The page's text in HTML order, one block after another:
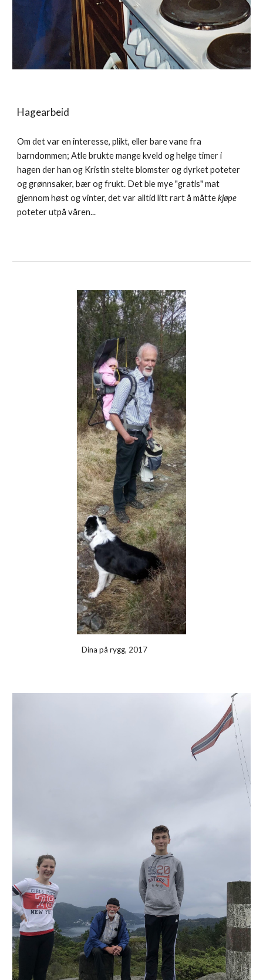
Hagearbeid
Om det var en interesse, plikt, eller bare vane fra
barndommen; Atle brukte mange kveld og helge timer i
hagen der han og Kristin stelte blomster og dyrket poteter
og grønnsaker, bær og frukt. Det ble mye "gratis" mat
gjennom høst og vinter, det var alltid litt rart å måttekjøpe
poteter utpå våren...
Dina på rygg, 2017